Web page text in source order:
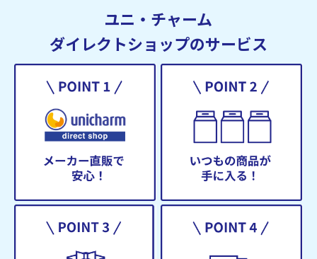
ユニ・チャーム
ダイレクトショップのサービス